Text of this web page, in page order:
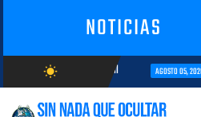
NOTICIAS
wb_sunny
AGOSTO/8/2026
para la aviación civil AGOSTO 05, 2026